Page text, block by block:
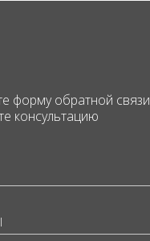
формуобратной связи
консультацию